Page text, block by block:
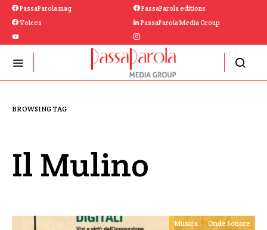
PassaParola mag
PassaParola editions
Voices
PassaParola Media Group
BROWSING TAG
Il Mulino
Musica Onde Sonore